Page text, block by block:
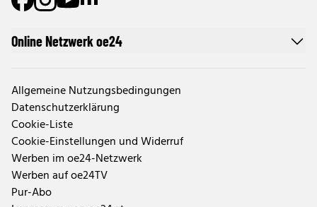
Online Netzwerk oe24
Allgemeine Nutzungsbedingungen
Datenschutzerklärung
Cookie-Liste
Cookie-Einstellungen und Widerruf
Werben im oe24-Netzwerk
Werben auf oe24TV
Pur-Abo